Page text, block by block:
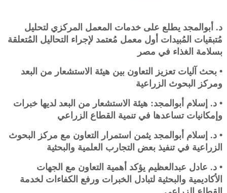
د. أبوالمجد يطلع على خدمات المعمل المركزي لتحليل
مُتبقيات المُبيدات أول معمل مُعتمد لإجراء التحاليل المُتعلقة
بسلامة الغذاء في مصر
• بحث آليات تعزيز التعاون بين هيئة الاستشعار من البعد
ومركز البحوث الزراعية
• د. إسلام أبوالمجد: هيئة الاستشعار من البعد لديها خبرات
وإمكانيات تساعدها في تنمية القطاع الزراعي
• د. إسلام أبوالمجد يثمن استمرار التعاون مع مركز البحوث
الزراعية في تنفيذ بعض التجارب العلمية والبحثية
• د. عادل عبدالعظيم يؤكد أهمية التعاون مع الجهات
الأكاديمية والبحثية لتبادل الخبرات ورفع الكفاءات لخدمة